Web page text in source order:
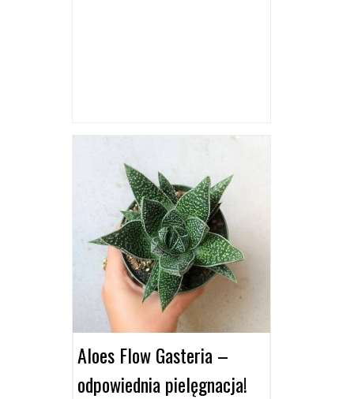
Aloes Flow Gasteria –
odpowiednia pielęgnacja!